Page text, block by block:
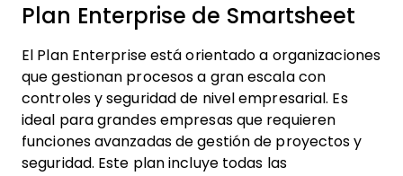
Plan Enterprise de Smartsheet
El Plan Enterprise está orientado a organizaciones
que gestionan procesos a gran escala con
controles y seguridad de nivel empresarial. Es
ideal para grandes empresas que requieren
funciones avanzadas de gestión de proyectos y
seguridad. Este plan incluye todas las